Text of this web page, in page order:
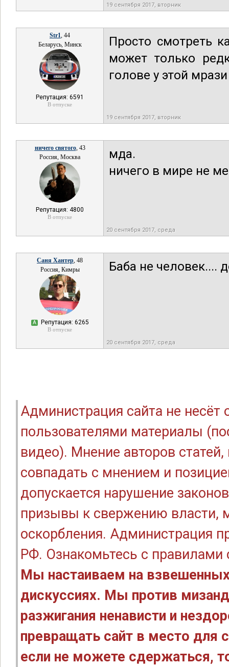
19 сентября 2017, вторник
Str1, 44
Беларусь, Минск
Репутация: 6591
В отпуске
Просто смотреть
может только
голове у этой
19 сентября 2017, вторник
ничего святого, 43
Россия, Москва
Репутация: 4800
В отпуске
мда.
ничего в мире не
20 сентября 2017, среда
Саня Хантер, 48
Россия, Кимры
А Репутация: 6265
В отпуске
Баба не человек....
20 сентября 2017, среда
Администрация сайта не
пользователями материалы
видео). Мнение авторов
совпадать с мнением и
допускается нарушение
призывы к свержению власти,
оскорбления. Администрация
РФ. Ознакомьтесь с правилами
Мы настаиваем на
дискуссиях. Мы против
разжигания ненависти и
превращать сайт в место для
если не можете сдержаться,